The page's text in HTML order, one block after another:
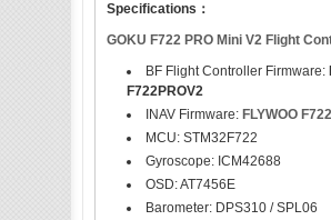
Specifications：
GOKU F722 PRO Mini V2 Flight
BF Flight Controller Firmware:
F722PROV2
INAV Firmware: FLYWOO
MCU: STM32F722
Gyroscope: ICM42688
OSD: AT7456E
Barometer: DPS310 / SPL06